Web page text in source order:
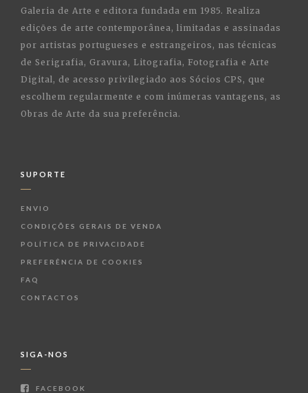
Galeria de Arte e editora fundada em 1985. Realiza
edições de arte contemporânea, limitadas e assinadas
por artistas portugueses e estrangeiros, nas técnicas
de Serigrafia, Gravura, Litografia, Fotografia e Arte
Digital, de acesso privilegiado aos Sócios CPS, que
escolhem regularmente e com inúmeras vantagens, as
Obras de Arte da sua preferência.
SUPORTE
ENVIO
CONDIÇÕES GERAIS DE VENDA
POLÍTICA DE PRIVACIDADE
PREFERÊNCIA DE COOKIES
FAQ
CONTACTOS
SIGA-NOS
FACEBOOK